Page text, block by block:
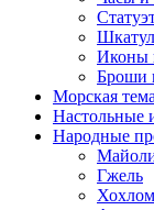
Иконы
Броши
Морская
Настольные
Народные
Гжель